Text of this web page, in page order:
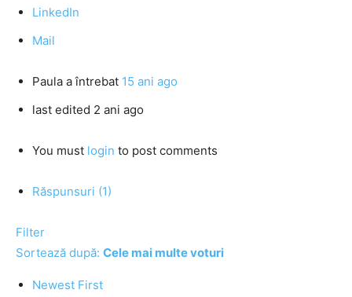
LinkedIn
Mail
Paula a întrebat 15 ani ago
last edited 2 ani ago
You must login to post comments
Răspunsuri (1)
Filter
Sortează după: Cele mai multe voturi
Newest First